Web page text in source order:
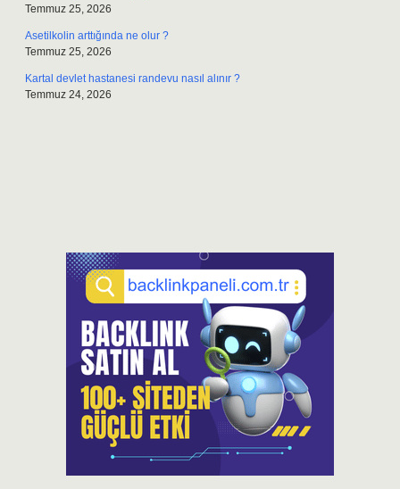
Temmuz 25, 2026
Asetilkolin arttığında ne olur ?
Temmuz 25, 2026
Kartal devlet hastanesi randevu nasıl alınır ?
Temmuz 24, 2026